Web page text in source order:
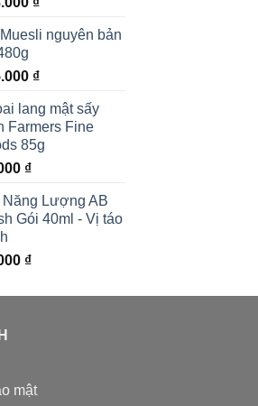
nguyên bản
₫
lang mật sấy
Farmers Fine
85g
₫
Năng Lượng AB
Gói 40ml - Vị táo
₫
mật